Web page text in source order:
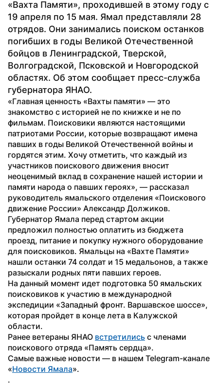
«Вахта Памяти», проходившей в этому году с
19 апреля по 15 мая. Ямал представляли 28
отрядов. Они занимались поиском останков
погибших в годы Великой Отечественной
бойцов в Ленинградской, Тверской,
Волгоградской, Псковской и Новгородской
областях. Об этом сообщает пресс-служба
губернатора ЯНАО.
«Главная ценность «Вахты памяти» — это
знакомство с историей не по книжке и не по
фильмам. Поисковики являются настоящими
патриотами России, которые возвращают имена
павших в годы Великой Отечественной войны и
гордятся этим. Хочу отметить, что каждый из
участников поискового движения вносит
неоценимый вклад в сохранение нашей истории и
памяти народа о павших героях», — рассказал
руководитель ямальского отделения «Поискового
движение России» Александр Должиков.
Губернатор Ямала перед стартом акции
предложил полностью оплатить из бюджета
проезд, питание и покупку нужного оборудование
для поисковиков. Ямальцы на «Вахте Памяти»
нашли останки 74 солдат и 15 медальонов, а также
разыскали родных пяти павших героев.
На данный момент идет подготовка 50 ямальских
поисковиков к участию в международной
экспедиции «Западный фронт. Варшавское шоссе»,
которая пройдет в конце лета в Калужской
области.
Ранее ветераны ЯНАО встретились с членами
поискового отряда «Память сердца».
Самые важные новости — в нашем Telegram-канале
«Новости Ямала».
.